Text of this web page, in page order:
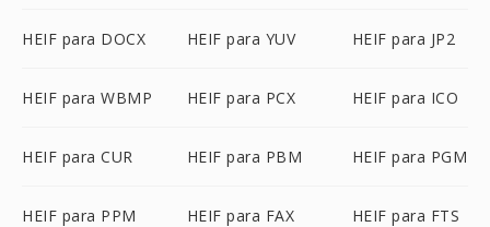
HEIF para DOCX HEIF para YUV HEIF para JP2
HEIF para WBMP HEIF para PCX HEIF para ICO
HEIF para CUR HEIF para PBM HEIF para PGM
HEIF para PPM HEIF para FAX HEIF para FTS